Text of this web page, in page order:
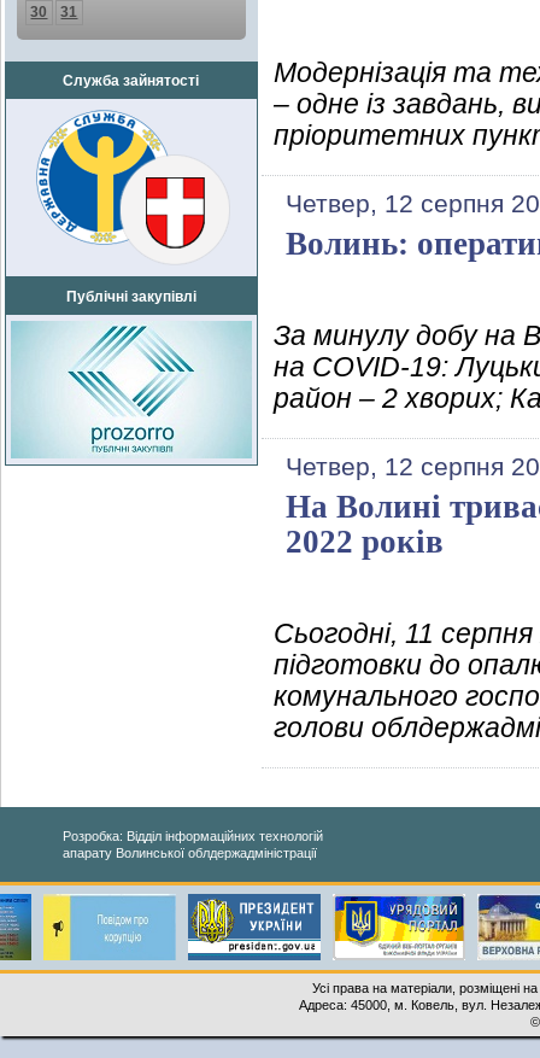
30
31
Служба зайнятості
Публічні закупівлі
Модернізація та
– одне із завдань,
пріоритетних
Четвер, 12 серпня
Волинь:
За минулу добу на
на COVID-19:
район – 2 хворих;
Четвер, 12 серпня
На Волині
2022 років
Сьогодні, 11
підготовки до
комунального
голови
Розробка: Відділ інформаційних технологій
апарату Волинської облдержадміністрації
Усі права на матеріали, розміщені
Адреса: 45000, м. Ковель, вул.